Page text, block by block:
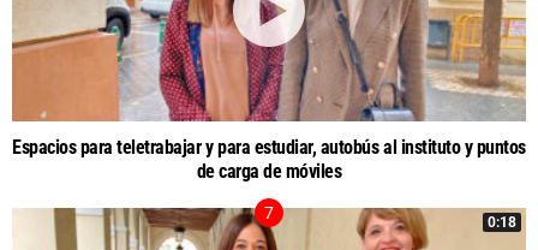
Espacios para teletrabajar y para estudiar, autobús al instituto y puntos
de carga de móviles
0:18